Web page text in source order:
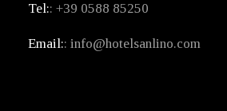
Tel:: +39 0588 85250
Email:: info@hotelsanlino.com